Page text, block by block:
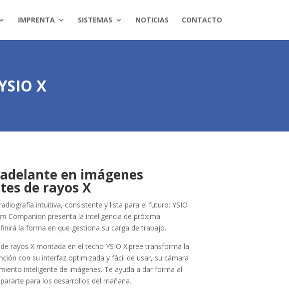
IMPRENTA SISTEMAS NOTICIAS CONTACTO
X
en imágenes
de rayos X
intuitiva, consistente y lista para el futuro: YSIO
Companion presenta la inteligencia de próxima
la forma en que gestiona su carga de trabajo.
rayos X montada en el techo YSIO X.pree transforma la
con su interfaz optimizada y fácil de usar, su cámara
inteligente de imágenes. Te ayuda a dar forma al
para los desarrollos del mañana.